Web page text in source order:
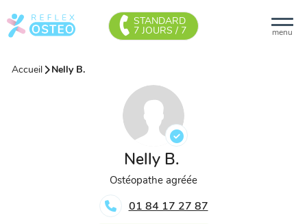
menu
STANDARD
7 JOURS / 7
Accueil Nelly B.
Nelly B.
Ostéopathe agréée
01 84 17 27 87